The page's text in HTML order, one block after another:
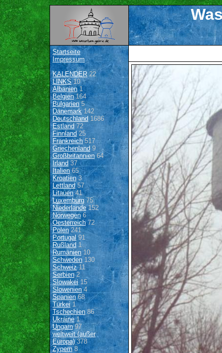
Startseite
Impressum
KALENDER22
LINKS10
Albanien1
Belgien164
Bulgarien 5
Dänemark142
Deutschland 1686
Estland 72
Finnland 25
Frankreich517
Griechenland9
Großbritannien64
Irland 37
Italien65
Kroatien3
Lettland57
Litauen41
Luxemburg 75
Niederlande152
Norwegen6
Oesterreich72
Polen 241
Portugal91
Rußland 1
Rumänien10
Schweden 130
Schweiz11
Serbien2
Slowakei15
Slowenien4
Spanien68
Türkei1
Tschechien 86
Ukraine1
Ungarn97
weltweit (außer
Europa)378
Zypern8